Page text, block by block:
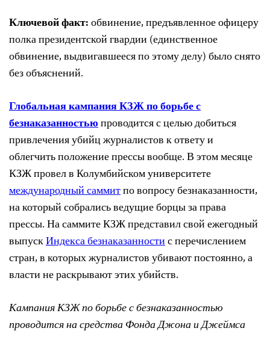
Ключевой факт:обвинение, предъявленное офицеру
полкапрезидентской гвардии (единственное
обвинение, выдвигавшееся по этому делу) было снято
без объяснений.
Глобальная кампания КЗЖ по борьбе с
безнаказанностьюпроводится с целью добиться
привлечения убийц журналистов к ответу и
облегчить положение прессы вообще. В этом месяце
КЗЖ провел в Колумбийском университете
международный саммитпо вопросу безнаказанности,
на который собрались ведущие борцы за права
прессы. На саммите КЗЖ представил свой ежегодный
выпускИндекса безнаказанностис перечислением
стран, в которых журналистов убивают постоянно, а
власти не раскрывают этих убийств.
Кампания КЗЖ по борьбе с безнаказанностью
проводится на средства Фонда Джона и Джеймса